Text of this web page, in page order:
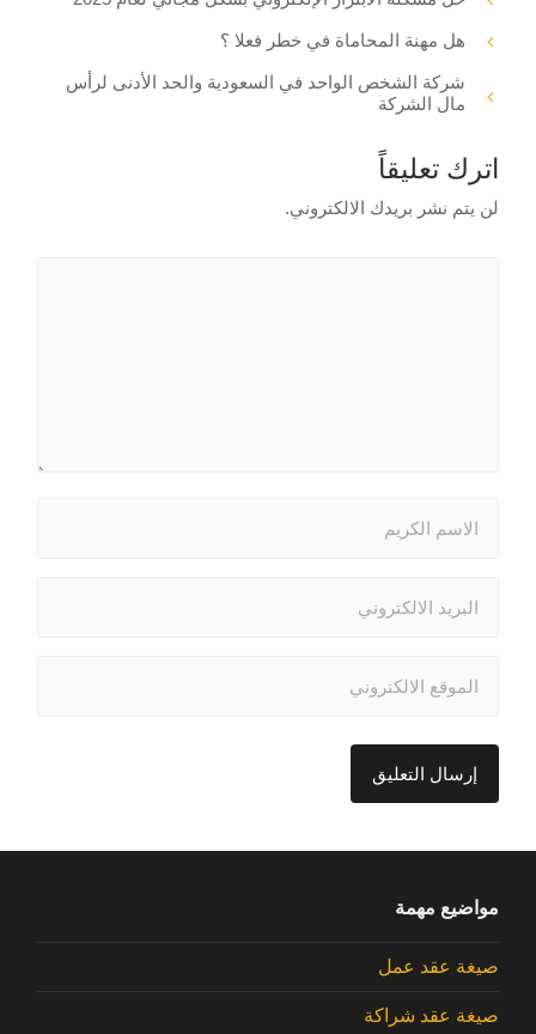
هل مهنة المحاماة في خطر فعلا ؟
شركة الشخص الواحد في السعودية والحد الأدنى لرأس
مال الشركة
اترك تعليقاً
لن يتم نشر بريدك الالكتروني.
مواضيع مهمة
صيغة عقد عمل
صيغة عقد شراكة